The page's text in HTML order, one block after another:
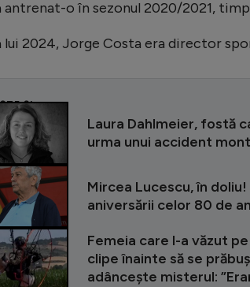
antrenat-o în sezonul 2020/2021,
lui 2024, Jorge Costa era director
ȘI
Laura Dahlmeier, fostă
urma unui accident
Mircea Lucescu, în
aniversării celor 80 de
Femeia care l-a văzut
clipe înainte să se
adâncește misterul: